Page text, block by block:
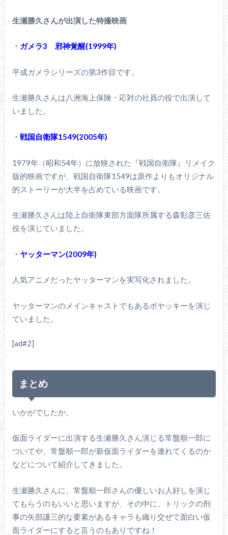
生瀬勝久さんが出演した特撮映画
・ ガメラ3 邪神覚醒(1999年)
平成ガメラシリーズの第3作目です。
生瀬勝久さんは八洲海上保険・応対の社員の役で出演して
いました。
・ 戦国自衛隊1549(2005年)
1979年（昭和54年）に放映された『戦国自衛隊』リメイク
版的映画ですが、戦国自衛隊1549は原作よりもオリジナル
的ストーリーが大半を占めている映画です。
生瀬勝久さんは陸上自衛隊東部方面隊所属する森彰彦三佐
役を演じていました。
・ ヤッターマン(2009年)
人気アニメだったヤッターマンを実写化されました。
ヤッターマンのメインキャストでもあるボヤッキーを演じ
ていました。
[ad#2]
まとめ
いかがでしたか。
仮面ライダーに出演する生瀬勝久さん演じる常盤順一郎に
ついてや、常盤順一郎が新仮面ライダーを連れてくるのか
などについて紹介してきました。
生瀬勝久さんに、常盤順一郎さんの優しいお人好しを演じ
てもらうのもいいと思いますが、その中に、トリックの刑
事の矢部謙三的な要素があるキャラも織り交ぜて面白い仮
面ライダーにすると言うのもありですね！